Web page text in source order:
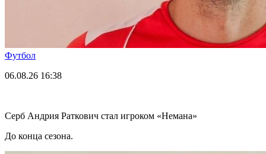
Футбол
06.08.26 16:38
Серб Андрия Раткович стал игроком «Немана»
До конца сезона.